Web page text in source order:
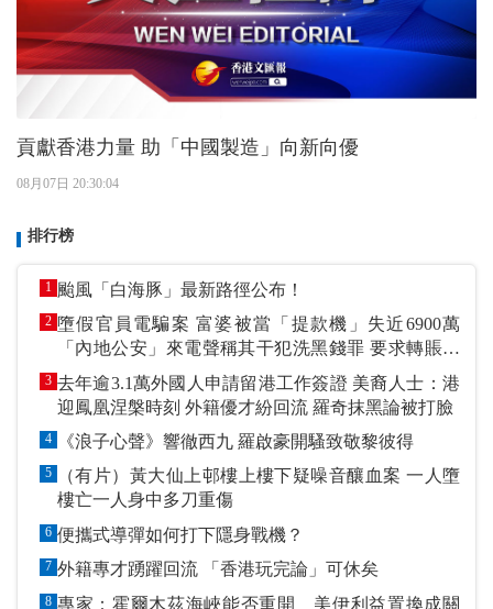
貢獻香港力量 助「中國製造」向新向優
08月07日 20:30:04
排行榜
1 颱風「白海豚」最新路徑公布！
2 墮假官員電騙案 富婆被當「提款機」失近6900萬
「內地公安」來電聲稱其干犯洗黑錢罪 要求轉賬到
指定戶口作「保證金」
3 去年逾3.1萬外國人申請留港工作簽證 美裔人士：港
迎鳳凰涅槃時刻 外籍優才紛回流 羅奇抹黑論被打臉
4 《浪子心聲》響徹西九 羅啟豪開騷致敬黎彼得
5
（有片）黃大仙上邨樓上樓下疑噪音釀血案 一人墮
樓亡一人身中多刀重傷
6 便攜式導彈如何打下隱身戰機？
7 外籍專才踴躍回流 「香港玩完論」可休矣
8 專家：霍爾木茲海峽能否重開 美伊利益置換成關